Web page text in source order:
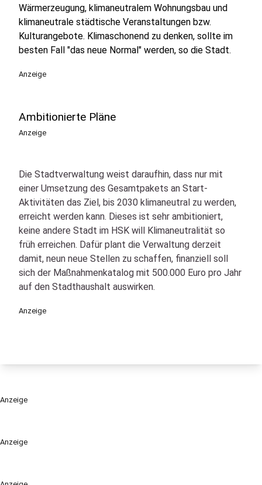
Anzeige
Wärmerzeugung, klimaneutralem Wohnungsbau und
klimaneutrale städtische Veranstaltungen bzw.
Kulturangebote. Klimaschonend zu denken, sollte im
besten Fall "das neue Normal" werden, so die Stadt.
Anzeige
Ambitionierte Pläne
Anzeige
Die Stadtverwaltung weist daraufhin, dass nur mit
einer Umsetzung des Gesamtpakets an Start-
Aktivitäten das Ziel, bis 2030 klimaneutral zu werden,
erreicht werden kann. Dieses ist sehr ambitioniert,
keine andere Stadt im HSK will Klimaneutralität so
früh erreichen. Dafür plant die Verwaltung derzeit
damit, neun neue Stellen zu schaffen, finanziell soll
sich der Maßnahmenkatalog mit 500.000 Euro pro Jahr
auf den Stadthaushalt auswirken.
Anzeige
Anzeige